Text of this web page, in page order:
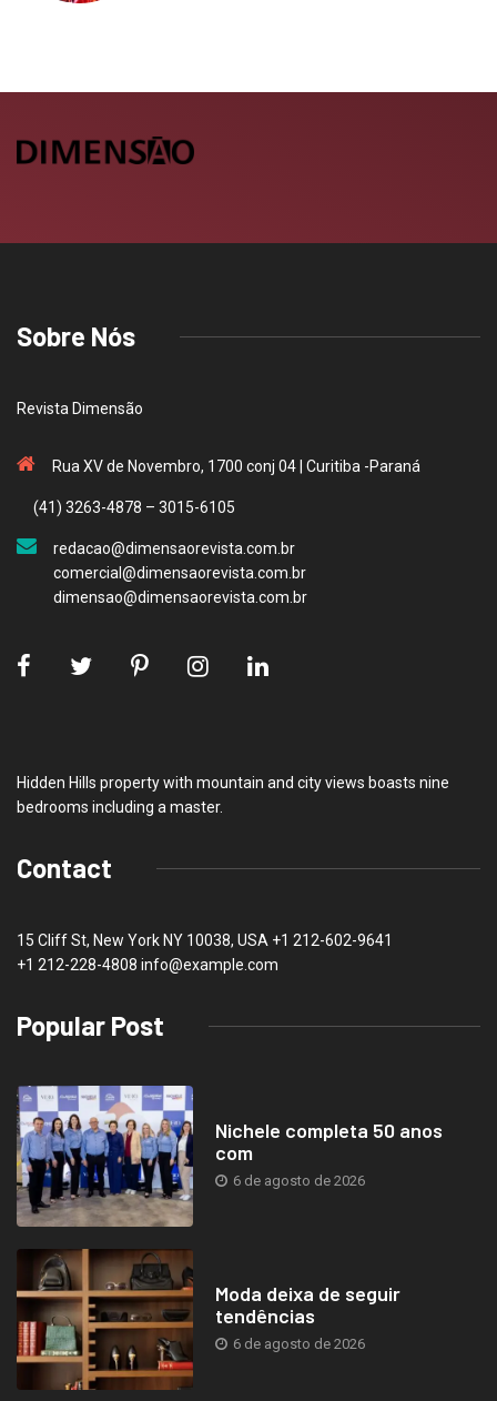
Sobre Nós
Revista Dimensão
Rua XV de Novembro, 1700 conj 04 | Curitiba -Paraná
(41) 3263-4878 – 3015-6105
redacao@dimensaorevista.com.br
comercial@dimensaorevista.com.br
dimensao@dimensaorevista.com.br
Hidden Hills property with mountain and city views boasts nine
bedrooms including a master.
Contact
15 Cliff St, New York NY 10038, USA +1 212-602-9641
+1 212-228-4808 info@example.com
Popular Post
Nichele completa 50 anos
com
6 de agosto de 2026
Moda deixa de seguir
tendências
6 de agosto de 2026